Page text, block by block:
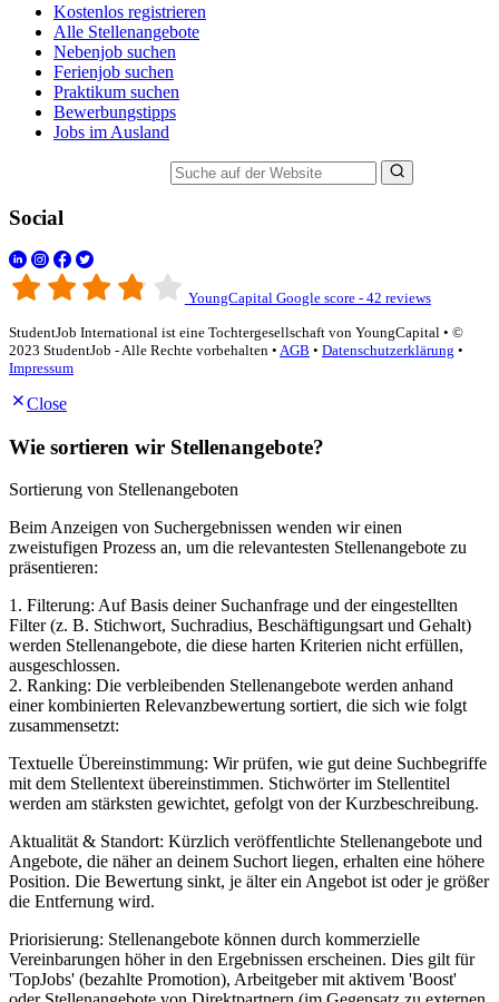
Kostenlos registrieren
Alle Stellenangebote
Nebenjob suchen
Ferienjob suchen
Praktikum suchen
Bewerbungstipps
Jobs im Ausland
Social
YoungCapital Google score - 42 reviews
StudentJob International ist eine Tochtergesellschaft von YoungCapital • ©
2023 StudentJob - Alle Rechte vorbehalten • AGB • Datenschutzerklärung •
Impressum
Close
Wie sortieren wir Stellenangebote?
Sortierung von Stellenangeboten
Beim Anzeigen von Suchergebnissen wenden wir einen
zweistufigen Prozess an, um die relevantesten Stellenangebote zu
präsentieren:
1. Filterung: Auf Basis deiner Suchanfrage und der eingestellten
Filter (z. B. Stichwort, Suchradius, Beschäftigungsart und Gehalt)
werden Stellenangebote, die diese harten Kriterien nicht erfüllen,
ausgeschlossen.
2. Ranking: Die verbleibenden Stellenangebote werden anhand
einer kombinierten Relevanzbewertung sortiert, die sich wie folgt
zusammensetzt:
Textuelle Übereinstimmung: Wir prüfen, wie gut deine Suchbegriffe
mit dem Stellentext übereinstimmen. Stichwörter im Stellentitel
werden am stärksten gewichtet, gefolgt von der Kurzbeschreibung.
Aktualität & Standort: Kürzlich veröffentlichte Stellenangebote und
Angebote, die näher an deinem Suchort liegen, erhalten eine höhere
Position. Die Bewertung sinkt, je älter ein Angebot ist oder je größer
die Entfernung wird.
Priorisierung: Stellenangebote können durch kommerzielle
Vereinbarungen höher in den Ergebnissen erscheinen. Dies gilt für
'TopJobs' (bezahlte Promotion), Arbeitgeber mit aktivem 'Boost'